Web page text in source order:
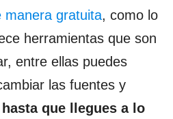
manera gratuita, como lo
herramientas que son
entre ellas puedes
las fuentes y
que llegues a lo